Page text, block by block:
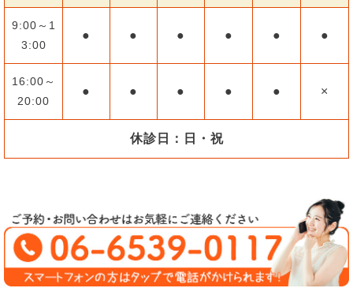
9:00～1
3:00
● ● ● ● ● ●
16:00～
20:00
● ● ● ● ● ×
休診日：日・祝